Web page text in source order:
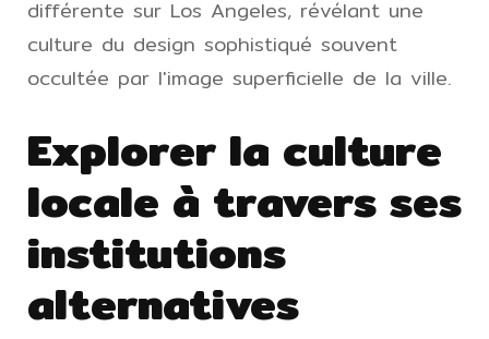
différente sur Los Angeles, révélant une
culture du design sophistiqué souvent
occultée par l'image superficielle de la ville.
Explorer la culture
locale à travers ses
institutions
alternatives